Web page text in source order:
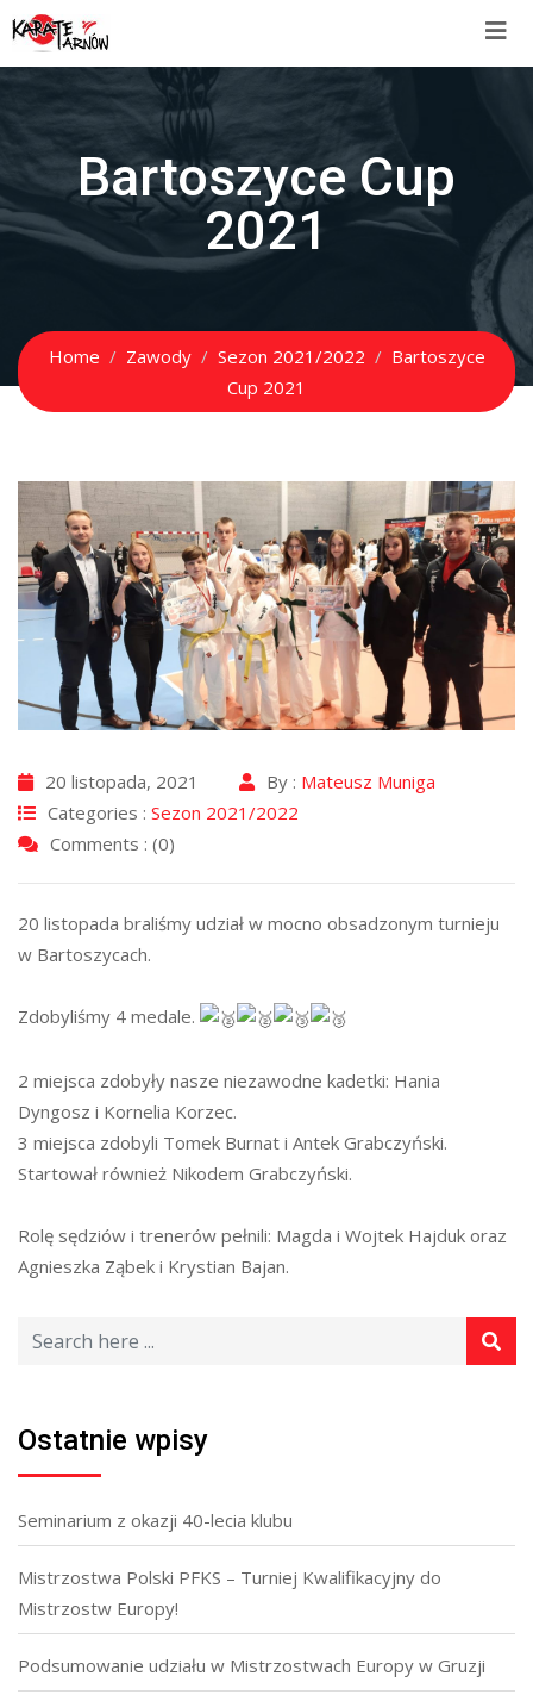
Bartoszyce Cup
2021
Home Zawody Sezon 2021/2022
Bartoszyce
Cup 2021
20 listopada, 2021 By : Mateusz Muniga
Categories : Sezon 2021/2022
Comments : (0)
20 listopada braliśmy udział w mocno obsadzonym turnieju
w Bartoszycach.
Zdobyliśmy 4 medale.
2 miejsca zdobyły nasze niezawodne kadetki: Hania
Dyngosz i Kornelia Korzec.
3 miejsca zdobyli Tomek Burnat i Antek Grabczyński.
Startował również Nikodem Grabczyński.
Rolę sędziów i trenerów pełnili: Magda i Wojtek Hajduk oraz
Agnieszka Ząbek i Krystian Bajan.
Ostatnie wpisy
Seminarium z okazji 40-lecia klubu
Mistrzostwa Polski PFKS – Turniej Kwalifikacyjny do
Mistrzostw Europy!
Podsumowanie udziału w Mistrzostwach Europy w Gruzji